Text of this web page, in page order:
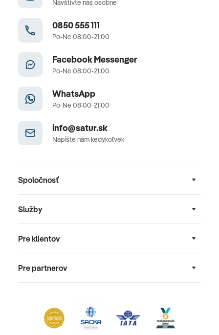
Navštívte nás osobne
0850 555 111
Po-Ne 08:00-21:00
Facebook Messenger
Po-Ne 08:00-21:00
WhatsApp
Po-Ne 08:00-21:00
info@satur.sk
Napíšte nám kedykoľvek
Spoločnosť
Služby
Pre klientov
Pre partnerov